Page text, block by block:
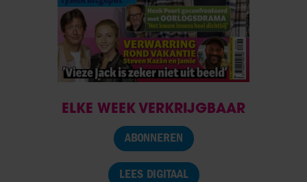
ELKE WEEK VERKRIJGBAAR
ABONNEREN
LEES DIGITAAL